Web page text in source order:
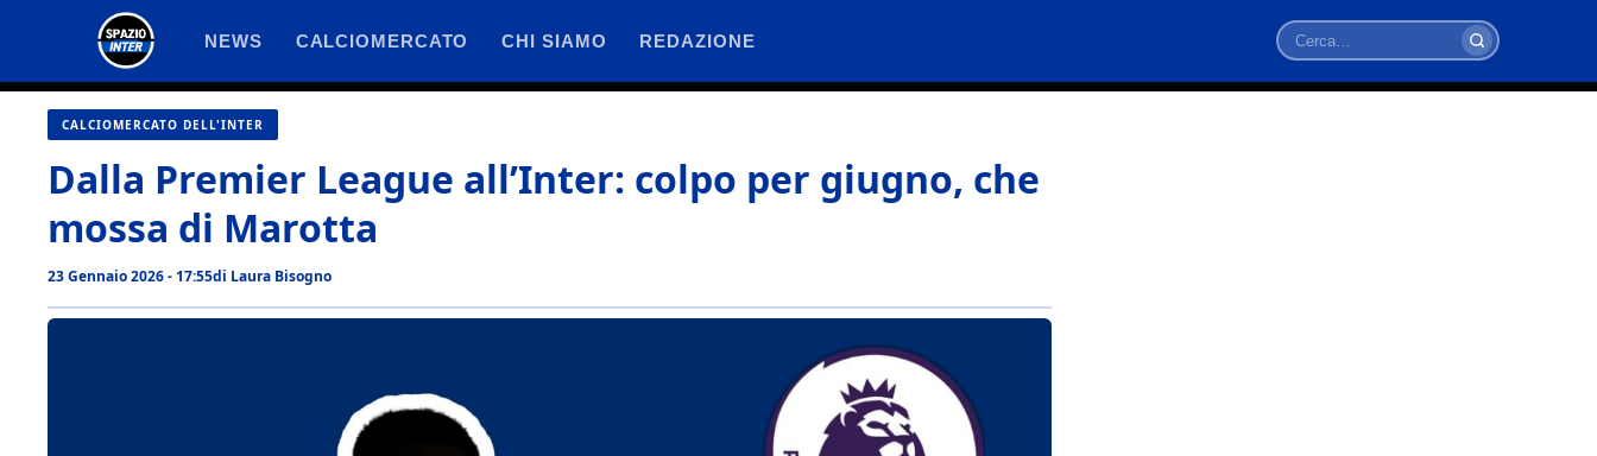
contenuto
NEWS CALCIOMERCATO CHI SIAMO REDAZIONE
Cerca
CALCIOMERCATO DELL'INTER
Dalla Premier League all’Inter: colpo per giugno, che
mossa di Marotta
23 Gennaio 2026 - 17:55di Laura Bisogno